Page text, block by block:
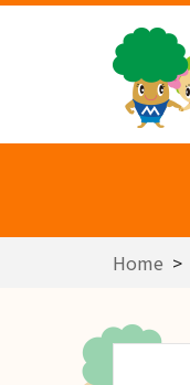
Home >